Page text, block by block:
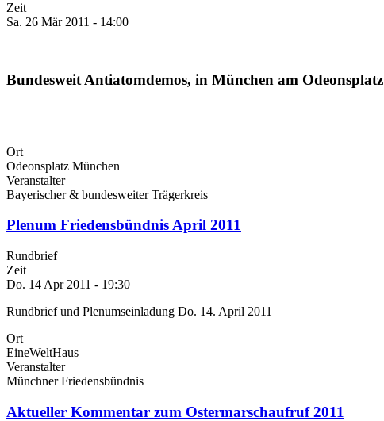
Zeit
Sa. 26 Mär 2011 - 14:00
Bundesweit Antiatomdemos, in München am Odeonsplatz
Ort
Odeonsplatz München
Veranstalter
Bayerischer & bundesweiter Trägerkreis
Plenum Friedensbündnis April 2011
Rundbrief
Zeit
Do. 14 Apr 2011 - 19:30
Rundbrief und Plenumseinladung Do. 14. April 2011
Ort
EineWeltHaus
Veranstalter
Münchner Friedensbündnis
Aktueller Kommentar zum Ostermarschaufruf 2011